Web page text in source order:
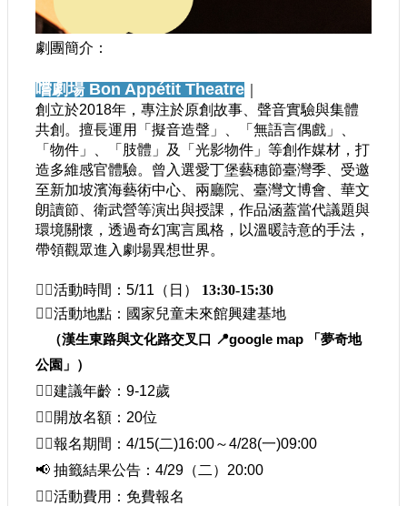
劇團簡介：
嚐劇場 Bon Appétit Theatre
創立於2018年，專注於原創故事、聲音實驗與集體
共創。擅長運用「擬音造聲」、「無語言偶戲」、
「物件」、「肢體」及「光影物件」等創作媒材，打
造多維感官體驗。曾入選愛丁堡藝穗節臺灣季、受邀
至新加坡濱海藝術中心、兩廳院、臺灣文博會、華文
朗讀節、衛武營等演出與授課，作品涵蓋當代議題與
環境關懷，透過奇幻寓言風格，以溫暖詩意的手法，
帶領觀眾進入劇場異想世界。
🤹‍♀️活動時間： 5/11 （日） 13:30-15:30
🤹‍♀️活動地點：國家兒童未來館興建基地
（漢生東路與文化路交叉口 📍google map 「夢奇地
公園 」）
🤹‍♀️建議年齡： 9-12歲
🤹‍♀️ 開放名額： 20位
🤹‍♀️報名期間：4/15(二)16:00～4/28(一)09:00
📢 抽籤結果公告：4/29（二）20:00
🤹‍♀️活動費用：免費報名